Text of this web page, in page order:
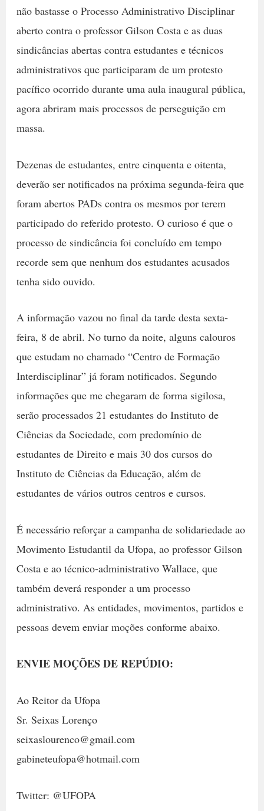
não bastasse o Processo Administrativo Disciplinar
aberto contra o professor Gilson Costa e as duas
sindicâncias abertas contra estudantes e técnicos
administrativos que participaram de um protesto
pacífico ocorrido durante uma aula inaugural pública,
agora abriram mais processos de perseguição em
massa.
Dezenas de estudantes, entre cinquenta e oitenta,
deverão ser notificados na próxima segunda-feira que
foram abertos PADs contra os mesmos por terem
participado do referido protesto. O curioso é que o
processo de sindicância foi concluído em tempo
recorde sem que nenhum dos estudantes acusados
tenha sido ouvido.
A informação vazou no final da tarde desta sexta-
feira, 8 de abril. No turno da noite, alguns calouros
que estudam no chamado “Centro de Formação
Interdisciplinar” já foram notificados. Segundo
informações que me chegaram de forma sigilosa,
serão processados 21 estudantes do Instituto de
Ciências da Sociedade, com predomínio de
estudantes de Direito e mais 30 dos cursos do
Instituto de Ciências da Educação, além de
estudantes de vários outros centros e cursos.
É necessário reforçar a campanha de solidariedade ao
Movimento Estudantil da Ufopa, ao professor Gilson
Costa e ao técnico-administrativo Wallace, que
também deverá responder a um processo
administrativo. As entidades, movimentos, partidos e
pessoas devem enviar moções conforme abaixo.
ENVIE MOÇÕES DE REPÚDIO:
Ao Reitor da Ufopa
Sr. Seixas Lorenço
seixaslourenco@gmail.com
gabineteufopa@hotmail.com
Twitter: @UFOPA